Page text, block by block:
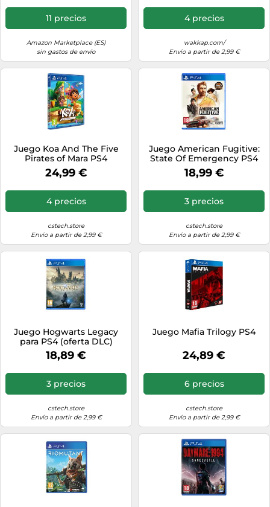
11 precios
Amazon Marketplace (ES)
sin gastos de envío
4 precios
wakkap.com/
Envío a partir de 2,99 €
Juego Koa And The Five
Pirates of Mara PS4
24,99 €
4 precios
cstech.store
Envío a partir de 2,99 €
Juego American Fugitive:
State Of Emergency PS4
18,99 €
3 precios
cstech.store
Envío a partir de 2,99 €
Juego Hogwarts Legacy
para PS4 (oferta DLC)
18,89 €
3 precios
cstech.store
Envío a partir de 2,99 €
Juego Mafia Trilogy PS4
24,89 €
6 precios
cstech.store
Envío a partir de 2,99 €